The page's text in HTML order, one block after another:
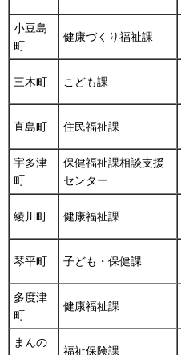
小豆島
町
健康づくり福祉課
三木町 こども課
直島町 住民福祉課
宇多津
町
保健福祉課相談支援
センター
綾川町 健康福祉課
琴平町 子ども・保健課
多度津
町
健康福祉課
まんの
福祉保険課